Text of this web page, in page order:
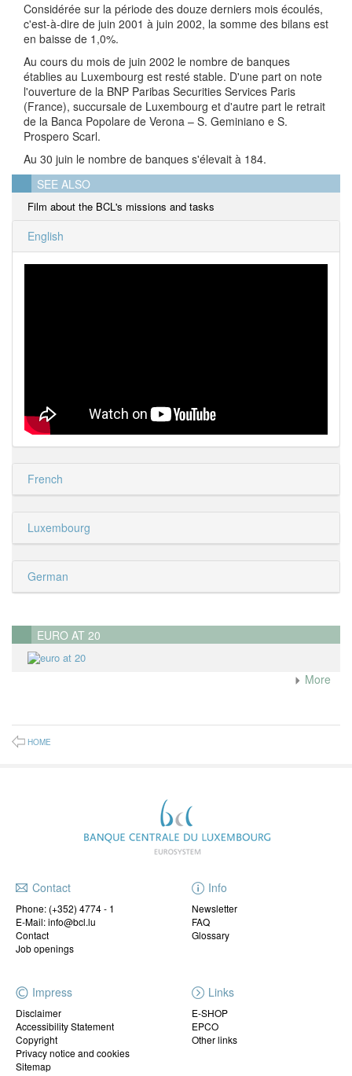
Considérée sur la période des douze derniers mois écoulés,
c'est-à-dire de juin 2001 à juin 2002, la somme des bilans est
en baisse de 1,0%.
Au cours du mois de juin 2002 le nombre de banques
établies au Luxembourg est resté stable. D'une part on note
l'ouverture de la BNP Paribas Securities Services Paris
(France), succursale de Luxembourg et d'autre part le retrait
de la Banca Popolare de Verona – S. Geminiano e S.
Prospero Scarl.
Au 30 juin le nombre de banques s'élevait à 184.
SEE ALSO
Film about the BCL's missions and tasks
English
French
Luxembourg
German
EURO AT 20
More
HOME
Contact
Phone: (+352) 4774 - 1
E-Mail: info@bcl.lu
Contact
Job openings
Info
Newsletter
FAQ
Glossary
Impress
Disclaimer
Accessibility Statement
Copyright
Privacy notice and cookies
Sitemap
Links
E-SHOP
EPCO
Other links